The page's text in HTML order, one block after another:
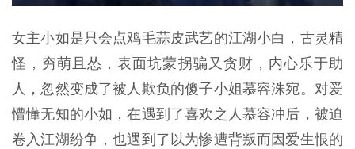
女主小如是只会点鸡毛蒜皮武艺的江湖小白，古灵精
怪，穷萌且怂，表面坑蒙拐骗又贪财，内心乐于助
人，忽然变成了被人欺负的傻子小姐慕容洙宛。对爱
懵懂无知的小如，在遇到了喜欢之人慕容冲后，被迫
卷入江湖纷争，也遇到了以为惨遭背叛而因爱生恨的